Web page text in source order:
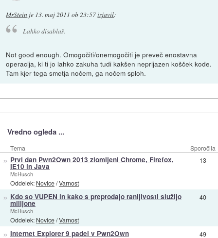
MrStein je 13. maj 2011 ob 23:57izjavil:
Lahko disablaš.
Not good enough. Omogočiti/onemogočiti je preveč enostavna
operacija, ki ti jo lahko zakuha tudi kakšen neprijazen košček kode.
Tam kjer tega smetja nočem, ga nočem sploh.
Vredno ogleda ...
Tema Sporočila
» Prvi dan Pwn2Own 2013 zlomljeni Chrome, Firefox,
IE10 in Java
McHusch
Oddelek: Novice/Varnost
13
» Kdo so VUPEN in kako s preprodajo ranljivosti služijo
milijone
McHusch
Oddelek: Novice/Varnost
40
» Internet Explorer 9 padel v Pwn2Own 49